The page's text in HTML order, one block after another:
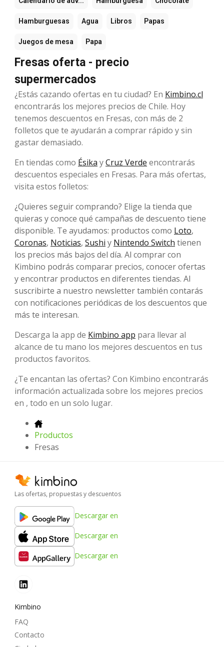
Hamburguesas Agua Libros Papas
Juegos de mesa Papa
Fresas oferta - precio
supermercados
¿Estás cazando ofertas en tu ciudad? En Kimbino.cl
encontrarás los mejores precios de Chile. Hoy
tenemos descuentos en Fresas, con más de 2
folletos que te ayudarán a comprar rápido y sin
gastar demasiado.
En tiendas como Ésika yCruz Verde encontrarás
descuentos especiales en Fresas. Para más ofertas,
visita estos folletos:
¿Quieres seguir comprando? Elige la tienda que
quieras y conoce qué campañas de descuento tiene
disponible. Te ayudamos: productos como Loto,
Coronas, Noticias, Sushi y Nintendo Switch tienen
los precios más bajos del día. Al comprar con
Kimbino podrás comparar precios, conocer ofertas
y encontrar productos en diferentes tiendas. Al
suscribirte a nuestro newsletter también contarás
con notificaciones periódicas de los descuentos que
más te interesan.
Descarga la app de Kimbino app para llevar al
alcance de tu mano los mejores descuentos en tus
productos favoritos.
¿Te encantan las ofertas? Con Kimbino encontrarás
información actualizada sobre los mejores precios
en , todo en un solo lugar.
Productos
Fresas
Las ofertas, propuestas y descuentos
Descargar en
Descargar en
Descargar en
Kimbino
FAQ
Contacto